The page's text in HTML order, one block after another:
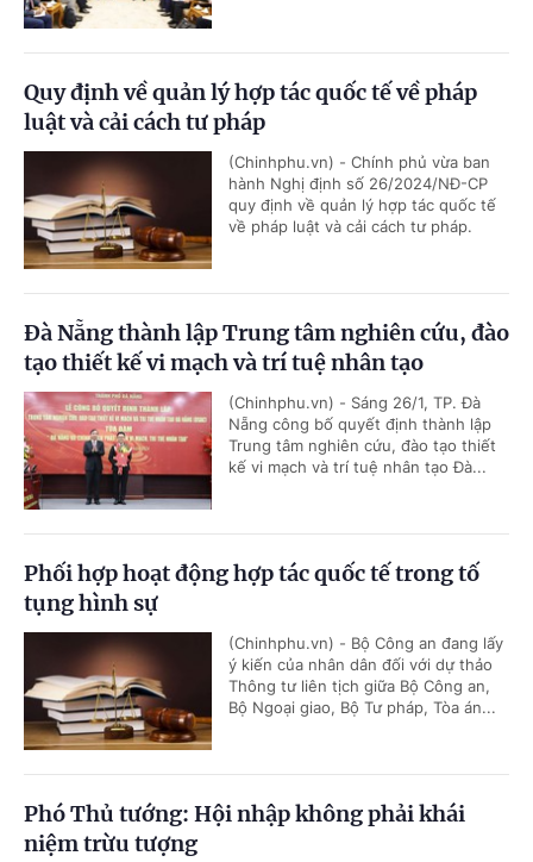
Quy định về quản lý hợp tác quốc tế về pháp
luật và cải cách tư pháp
(Chinhphu.vn) - Chính phủ vừa ban
hành Nghị định số 26/2024/NĐ-CP
quy định về quản lý hợp tác quốc tế
về pháp luật và cải cách tư pháp.
Đà Nẵng thành lập Trung tâm nghiên cứu, đào
tạo thiết kế vi mạch và trí tuệ nhân tạo
(Chinhphu.vn) - Sáng 26/1, TP. Đà
Nẵng công bố quyết định thành lập
Trung tâm nghiên cứu, đào tạo thiết
kế vi mạch và trí tuệ nhân tạo Đà...
Phối hợp hoạt động hợp tác quốc tế trong tố
tụng hình sự
(Chinhphu.vn) - Bộ Công an đang lấy
ý kiến của nhân dân đối với dự thảo
Thông tư liên tịch giữa Bộ Công an,
Bộ Ngoại giao, Bộ Tư pháp, Tòa án...
Phó Thủ tướng: Hội nhập không phải khái
niệm trừu tượng